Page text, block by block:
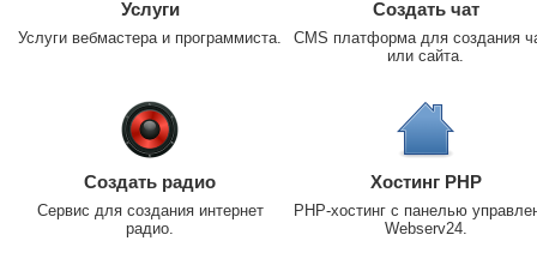
Услуги
Услуги вебмастера и программиста.
Создать чат
CMS платформа для создания
или сайта.
Создать радио
Сервис для создания интернет
радио.
Хостинг PHP
PHP-хостинг с панелью
Webserv24.